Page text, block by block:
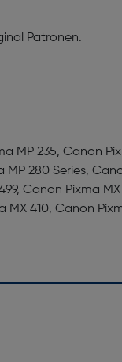
Patronen.
MP 235, Canon
280 Series,
Canon Pixma
MX 410, Canon